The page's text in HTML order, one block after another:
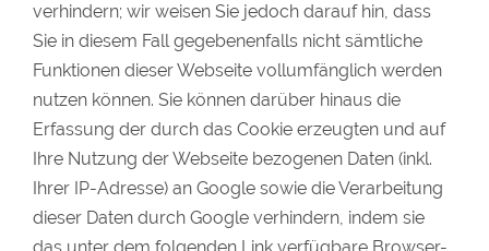
verhindern; wir weisen Sie jedoch darauf hin, dass
Sie in diesem Fall gegebenenfalls nicht sämtliche
Funktionen dieser Webseite vollumfänglich werden
nutzen können. Sie können darüber hinaus die
Erfassung der durch das Cookie erzeugten und auf
Ihre Nutzung der Webseite bezogenen Daten (inkl.
Ihrer IP-Adresse) an Google sowie die Verarbeitung
dieser Daten durch Google verhindern, indem sie